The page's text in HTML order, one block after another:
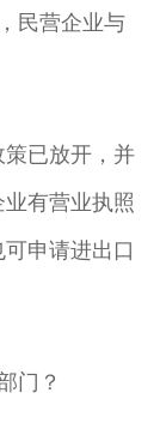
民营企业与
已放开，并
有营业执照
申请进出口
门？